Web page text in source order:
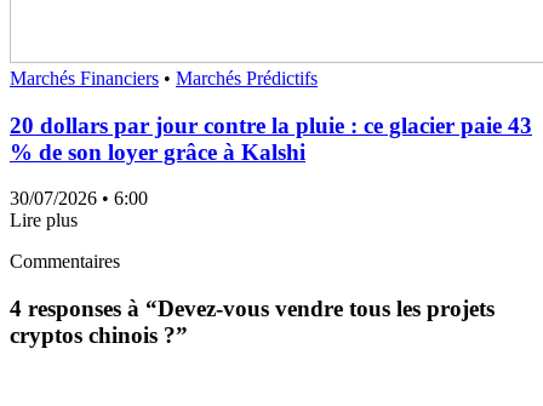
Marchés Financiers • Marchés Prédictifs
20 dollars par jour contre la pluie : ce glacier paie 43
% de son loyer grâce à Kalshi
30/07/2026 • 6:00
Lire plus
Commentaires
4 responses à “Devez-vous vendre tous les projets
cryptos chinois ?”